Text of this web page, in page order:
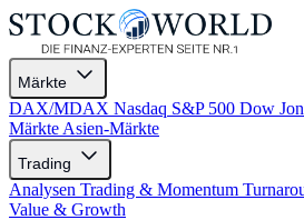
Märkte
DAX/MDAX Nasdaq S&P 500 Dow
Märkte Asien-Märkte
Trading
Analysen Trading & Momentum
Value & Growth